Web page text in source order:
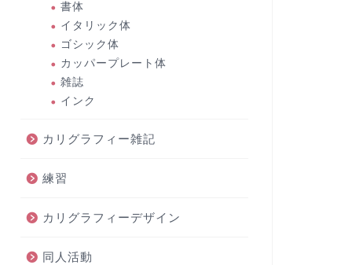
書体
イタリック体
ゴシック体
カッパープレート体
雑誌
インク
カリグラフィー雑記
練習
カリグラフィーデザイン
同人活動